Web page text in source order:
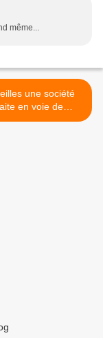
même...
une société
en voie de
disparition...! >